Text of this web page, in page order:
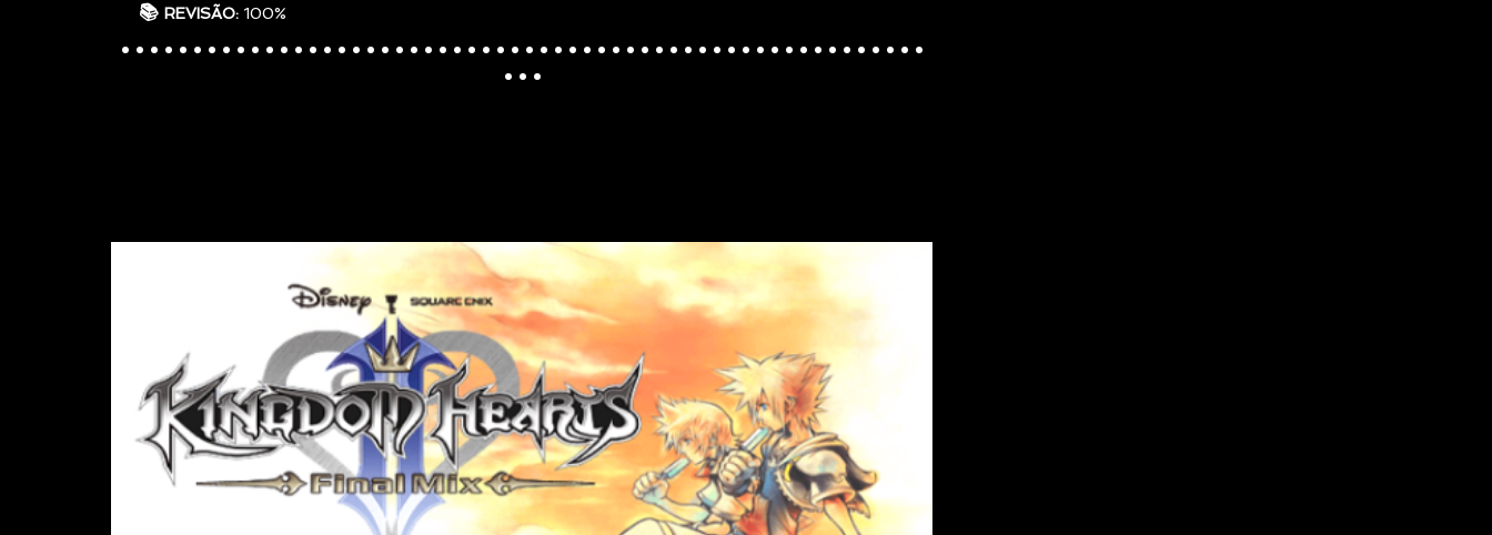
     📚
REVISÃO: 100%
........................................................
...